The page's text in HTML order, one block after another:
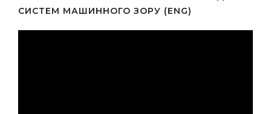
СИСТЕМ МАШИННОГО ЗОРУ (ENG)